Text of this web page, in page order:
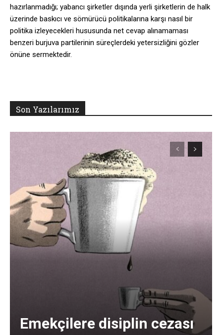
hazırlanmadığı; yabancı şirketler dışında yerli şirketlerin de halk
üzerinde baskıcı ve sömürücü politikalarına karşı nasıl bir
politika izleyecekleri hususunda net cevap alınamaması
benzeri burjuva partilerinin süreçlerdeki yetersizliğini gözler
önüne sermektedir.
Son Yazılarımız
Emekçilere disiplin cezası